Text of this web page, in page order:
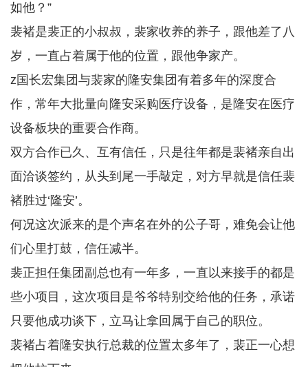
如他？”
裴褚是裴正的小叔叔，裴家收养的养子，跟他差了八
岁，一直占着属于他的位置，跟他争家产。
z国长宏集团与裴家的隆安集团有着多年的深度合
作，常年大批量向隆安采购医疗设备，是隆安在医疗
设备板块的重要合作商。
双方合作已久、互有信任，只是往年都是裴褚亲自出
面洽谈签约，从头到尾一手敲定，对方早就是信任裴
褚胜过‘隆安’。
何况这次派来的是个声名在外的公子哥，难免会让他
们心里打鼓，信任减半。
裴正担任集团副总也有一年多，一直以来接手的都是
些小项目，这次项目是爷爷特别交给他的任务，承诺
只要他成功谈下，立马让拿回属于自己的职位。
裴褚占着隆安执行总裁的位置太多年了，裴正一心想